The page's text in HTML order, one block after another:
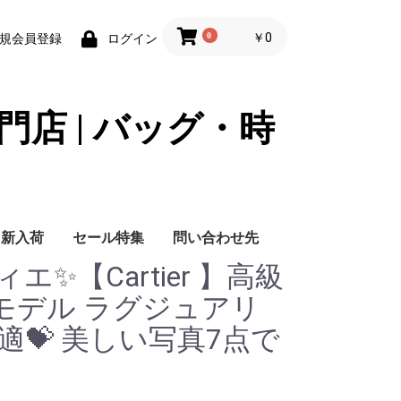
会員登録 ログイン 0 ￥0
店 | バッグ・時
新入荷 セール特集 問い合わせ先
問い合わせ先
エ✨【Cartier 】高級
デル ラグジュアリ
💝 美しい写真7点で